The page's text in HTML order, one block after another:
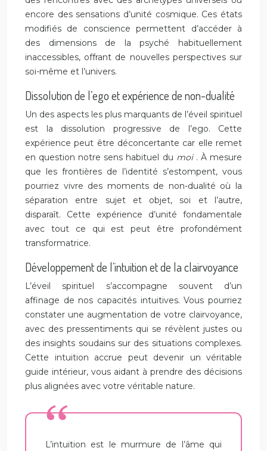
encore des sensations d’unité cosmique. Ces états
modifiés de conscience permettent d’accéder à
des dimensions de la psyché habituellement
inaccessibles, offrant de nouvelles perspectives sur
soi-même et l’univers.
Dissolution de l’ego et expérience de non-dualité
Un des aspects les plus marquants de l’éveil spirituel
est la dissolution progressive de l’ego. Cette
expérience peut être déconcertante car elle remet
en question notre sens habituel du moi . À mesure
que les frontières de l’identité s’estompent, vous
pourriez vivre des moments de non-dualité où la
séparation entre sujet et objet, soi et l’autre,
disparaît. Cette expérience d’unité fondamentale
avec tout ce qui est peut être profondément
transformatrice.
Développement de l’intuition et de la clairvoyance
L’éveil spirituel s’accompagne souvent d’un
affinage de nos capacités intuitives. Vous pourriez
constater une augmentation de votre clairvoyance,
avec des pressentiments qui se révèlent justes ou
des insights soudains sur des situations complexes.
Cette intuition accrue peut devenir un véritable
guide intérieur, vous aidant à prendre des décisions
plus alignées avec votre véritable nature.
L’intuition est le murmure de l’âme qui